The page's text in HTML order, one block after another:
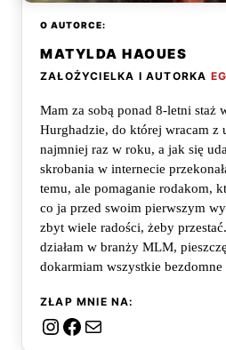
O AUTORCE:
MATYLDA HAOUES
ZAŁOŻYCIELKA I AUTORKA
Mam za sobą ponad 8-letni staż
Hurghadzie, do której wracam z
najmniej raz w roku, a jak się
skrobania w internecie
temu, ale pomaganie rodakom,
co ja przed swoim pierwszym
zbyt wiele radości, żeby
działam w branży MLM,
dokarmiam wszystkie
ZŁAP MNIE NA:
Instagram
Facebook
Mail